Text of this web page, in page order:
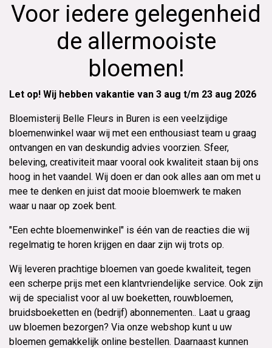
Voor iedere gelegenheid
de allermooiste
bloemen!
Let op! Wij hebben vakantie van 3 aug t/m 23 aug 2026
Bloemisterij Belle Fleurs in Buren is een veelzijdige
bloemenwinkel waar wij met een enthousiast team u graag
ontvangen en van deskundig advies voorzien. Sfeer,
beleving, creativiteit maar vooral ook kwaliteit staan bij ons
hoog in het vaandel. Wij doen er dan ook alles aan om met u
mee te denken en juist dat mooie bloemwerk te maken
waar u naar op zoek bent.
"Een echte bloemenwinkel" is één van de reacties die wij
regelmatig te horen krijgen en daar zijn wij trots op.
Wij leveren prachtige bloemen van goede kwaliteit, tegen
een scherpe prijs met een klantvriendelijke service. Ook zijn
wij de specialist voor al uw boeketten, rouwbloemen,
bruidsboeketten en (bedrijf) abonnementen.. Laat u graag
uw bloemen bezorgen? Via onze webshop kunt u uw
bloemen gemakkelijk online bestellen. Daarnaast kunnen